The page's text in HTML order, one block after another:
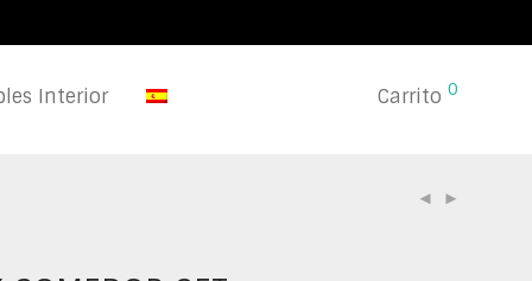
Interior Carrito 0